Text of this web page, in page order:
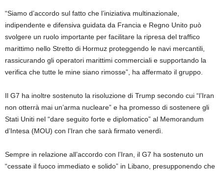
“Siamo d’accordo sul fatto che l’iniziativa multinazionale,
indipendente e difensiva guidata da Francia e Regno Unito può
svolgere un ruolo importante per facilitare la ripresa del traffico
marittimo nello Stretto di Hormuz proteggendo le navi mercantili,
rassicurando gli operatori marittimi commerciali e supportando la
verifica che tutte le mine siano rimosse”, ha affermato il gruppo.
Il G7 ha inoltre sostenuto la risoluzione di Trump secondo cui “l’Iran
non otterrà mai un’arma nucleare” e ha promesso di sostenere gli
Stati Uniti nel “dare seguito forte e diplomatico” al Memorandum
d’Intesa (MOU) con l’Iran che sarà firmato venerdì.
Sempre in relazione all’accordo con l’Iran, il G7 ha sostenuto un
“cessate il fuoco immediato e solido” in Libano, presupponendo che